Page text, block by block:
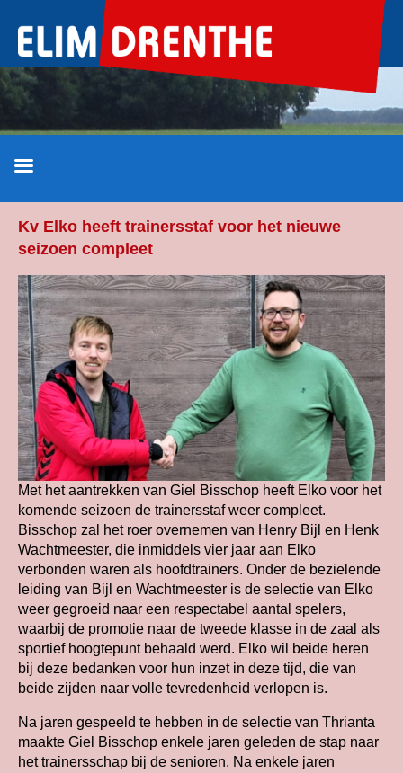
naar
inhoud
Kv Elko heeft trainersstaf voor het nieuwe
seizoen compleet
Met het aantrekken van Giel Bisschop heeft Elko voor het
komende seizoen de trainersstaf weer compleet.
Bisschop zal het roer overnemen van Henry Bijl en Henk
Wachtmeester, die inmiddels vier jaar aan Elko
verbonden waren als hoofdtrainers. Onder de bezielende
leiding van Bijl en Wachtmeester is de selectie van Elko
weer gegroeid naar een respectabel aantal spelers,
waarbij de promotie naar de tweede klasse in de zaal als
sportief hoogtepunt behaald werd. Elko wil beide heren
bij deze bedanken voor hun inzet in deze tijd, die van
beide zijden naar volle tevredenheid verlopen is.
Na jaren gespeeld te hebben in de selectie van Thrianta
maakte Giel Bisschop enkele jaren geleden de stap naar
het trainersschap bij de senioren. Na enkele jaren